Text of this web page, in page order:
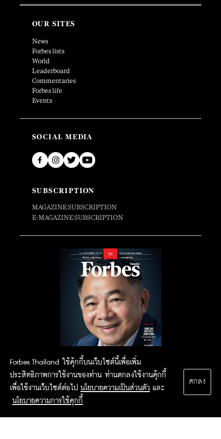
Forbes Thailand ใช้คุ้กกี้บนเว็บไซต์นี้เพื่อเพิ่ม
ประสิทธิภาพการใช้งานของท่าน ท่านตกลงใช้งานคุ้กกี้
เพื่อใช้งานเว็บไซต์ต่อไป นโยบายความเป็นส่วนตัว และ
นโยบายความการใช้คุกกี้
ตกลง
OUR SITES
News
Forbes lists
World
Leaderboard
Commentaries
Forbes life
Events
SOCIAL MEDIA
SUBSCRIPTION
MAGAZINE SUBSCRIPTION
E-MAGAZINE SUBSCRIPTION
2015 Forbesthailand.com ALL RIGHTS RESERVED